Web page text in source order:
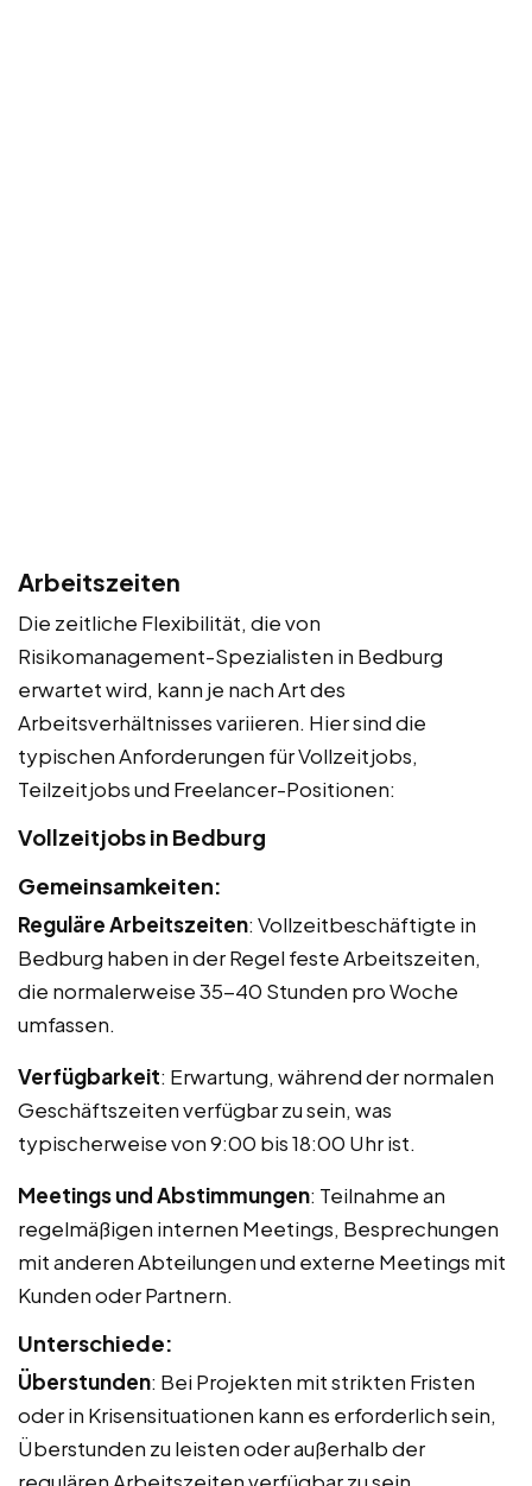
Arbeitszeiten
Die zeitliche Flexibilität, die von
Risikomanagement-Spezialisten in Bedburg
erwartet wird, kann je nach Art des
Arbeitsverhältnisses variieren. Hier sind die
typischen Anforderungen für Vollzeitjobs,
Teilzeitjobs und Freelancer-Positionen:
Vollzeitjobs in Bedburg
Gemeinsamkeiten:
Reguläre Arbeitszeiten: Vollzeitbeschäftigte in
Bedburg haben in der Regel feste Arbeitszeiten,
die normalerweise 35-40 Stunden pro Woche
umfassen.
Verfügbarkeit: Erwartung, während der normalen
Geschäftszeiten verfügbar zu sein, was
typischerweise von 9:00 bis 18:00 Uhr ist.
Meetings und Abstimmungen: Teilnahme an
regelmäßigen internen Meetings, Besprechungen
mit anderen Abteilungen und externe Meetings mit
Kunden oder Partnern.
Unterschiede:
Überstunden: Bei Projekten mit strikten Fristen
oder in Krisensituationen kann es erforderlich sein,
Überstunden zu leisten oder außerhalb der